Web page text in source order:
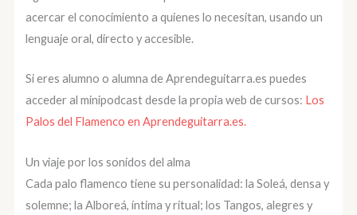
acercar el conocimiento a quienes lo necesitan, usando un
lenguaje oral, directo y accesible.
Si eres alumno o alumna de Aprendeguitarra.es puedes
acceder al minipodcast desde la propia web de cursos: Los
Palos del Flamenco en Aprendeguitarra.es.
Un viaje por los sonidos del alma
Cada palo flamenco tiene su personalidad: la Soleá, densa y
solemne; la Alboreá, íntima y ritual; los Tangos, alegres y